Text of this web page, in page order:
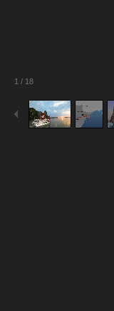
1 / 18